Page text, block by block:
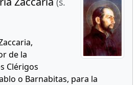
de la
Clérigos
o Barnabitas, para la